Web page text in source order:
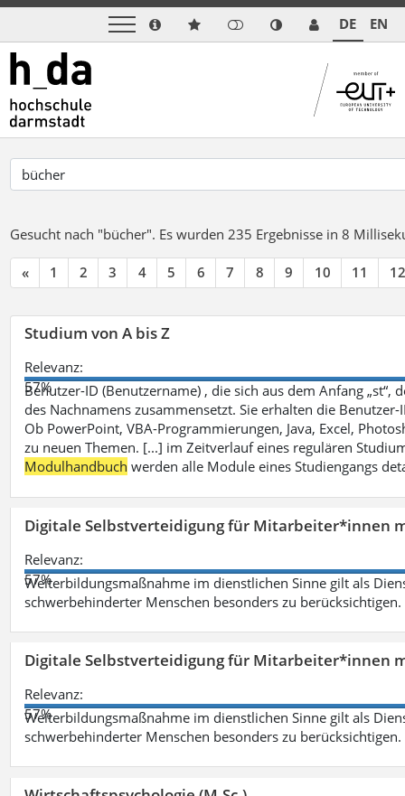
DE EN
Gesucht nach "bücher". Es wurden 235 Ergebnisse in 8
« 1 2 3 4 5 6 7 8 9 10 11 12
Studium von A bis Z
Relevanz:
57%
Benutzer-ID (Benutzername) , die sich aus dem Anfang „st“,
des Nachnamens zusammensetzt. Sie erhalten die
Ob PowerPoint, VBA-Programmierungen, Java, Excel,
zu neuen Themen. [...] im Zeitverlauf eines regulären
Modulhandbuch werden alle Module eines Studiengangs
Digitale Selbstverteidigung für Mitarbeiter*innen
Relevanz:
57%
Weiterbildungsmaßnahme im dienstlichen Sinne gilt als
schwerbehinderter Menschen besonders zu berücksichtigen.
Digitale Selbstverteidigung für Mitarbeiter*innen
Relevanz:
57%
Weiterbildungsmaßnahme im dienstlichen Sinne gilt als
schwerbehinderter Menschen besonders zu berücksichtigen.